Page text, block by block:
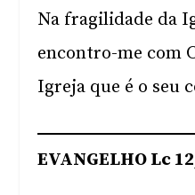
Na fragilidade da
encontro-me com
Igreja que é o seu
EVANGELHO Lc